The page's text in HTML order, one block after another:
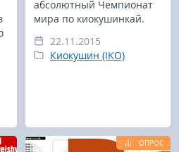
абсолютный Чемпионат
мира по киокушинкай.
22.11.2015
Киокушин (IKO)
ОПРОС